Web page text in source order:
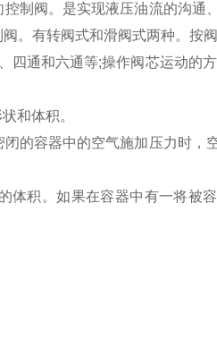
制阀。是实现液压油流的沟通
。有转阀式和滑阀式两种。按
四通和六通等;操作阀芯运动的
和体积。
的容器中的空气施加压力时，
体积。如果在容器中有一将被